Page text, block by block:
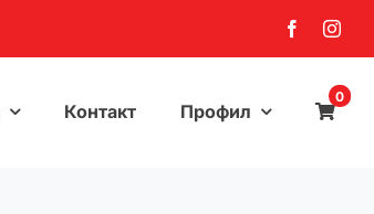
Контакт Профил
0